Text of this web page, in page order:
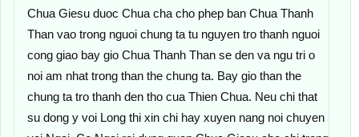
Chua Giesu duoc Chua cha cho phep ban Chua Thanh
Than vao trong nguoi chung ta tu nguyen tro thanh nguoi
cong giao bay gio Chua Thanh Than se den va ngu tri o
noi am nhat trong than the chung ta. Bay gio than the
chung ta tro thanh den tho cua Thien Chua. Neu chi that
su dong y voi Long thi xin chi hay xuyen nang noi chuyen